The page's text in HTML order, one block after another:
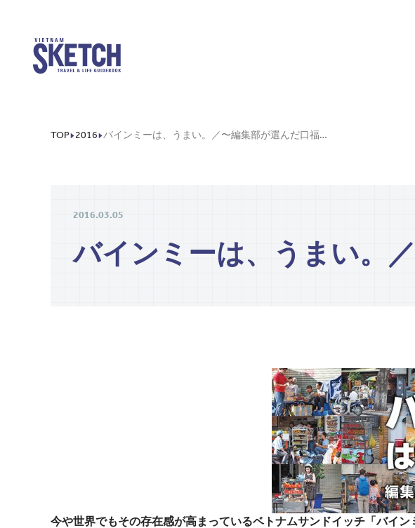
TOP 2016 バインミーは、うまい。／〜編集部が選んだ口福の30選〜
2016.03.05
バインミーは、うまい。
今や世界でもその存在感が高まっているベトナムサンドイッチ「バイ